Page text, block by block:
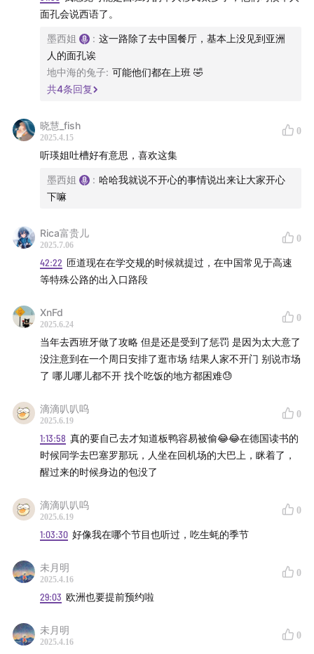
面孔会说西语了。
墨西姐 : 这一路除了去中国餐厅，基本上没见到亚洲
人的面孔诶
地中海的兔子: 可能他们都在上班 🤣
共4条回复
晓慧_fish
2025.4.15
0
听瑛姐吐槽好有意思，喜欢这集
墨西姐 : 哈哈我就说不开心的事情说出来让大家开心
下嘛
Rica富贵儿
2025.7.06
0
42:22 匝道现在在学交规的时候就提过，在中国常见于高速
等特殊公路的出入口路段
XnFd
2025.6.24
0
当年去西班牙做了攻略 但是还是受到了惩罚 是因为太大意了
没注意到在一个周日安排了逛市场 结果人家不开门 别说市场
了 哪儿哪儿都不开 找个吃饭的地方都困难😓
滴滴叭叭呜
2025.6.19
0
1:13:58 真的要自己去才知道板鸭容易被偷😂😂在德国读书的
时候同学去巴塞罗那玩，人坐在回机场的大巴上，眯着了，
醒过来的时候身边的包没了
滴滴叭叭呜
2025.6.19
0
1:03:30 好像我在哪个节目也听过，吃生蚝的季节
未月明
2025.4.16
0
29:03 欧洲也要提前预约啦
未月明
2025.4.16
0